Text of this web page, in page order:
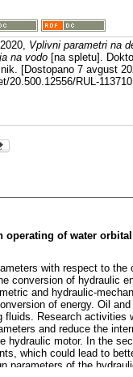
Vplivni parametri na
na vodo [na spletu].
[Dostopano 7 avgust
20.500.12556/RUL-113710
operating of water
with respect to the
conversion of hydraulic
and hydraulic-
of energy. Oil
fluids. Research activities
and reduce the
motor. In the
which could lead to
parameters of the